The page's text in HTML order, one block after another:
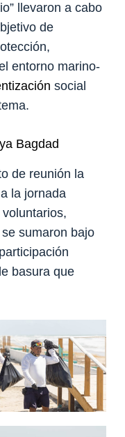
llevaron a cabo
de
entorno marino-
social
Bagdad
de reunión la
la jornada
sumaron bajo
basura que